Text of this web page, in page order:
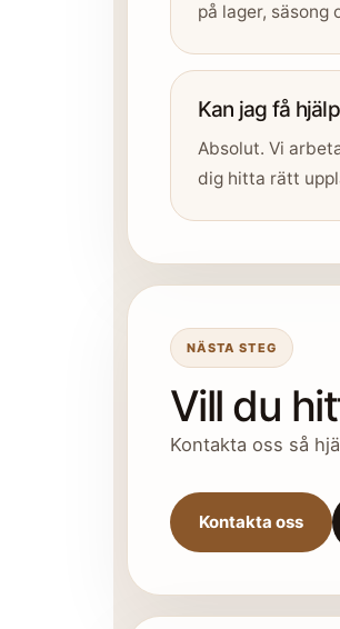
på lager, säsong
Kan jag få
Absolut. Vi
dig hitta rätt
NÄSTA STEG
Vill du
Kontakta oss så
Kontakta oss